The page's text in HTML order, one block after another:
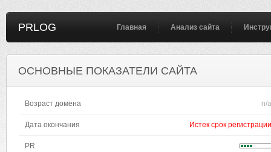
PRLOG Главная Анализ сайта
ОСНОВНЫЕ ПОКАЗАТЕЛИ САЙТА
Возраст домена n/a
Дата окончания Истек срок регистрации
PR